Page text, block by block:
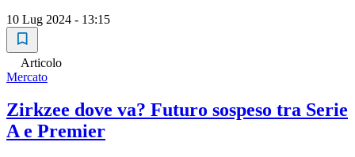
10 Lug 2024 - 13:15
Articolo
Mercato
Zirkzee dove va? Futuro sospeso tra Serie
A e Premier